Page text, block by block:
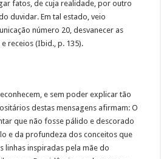
fatos, de cuja realidade, por outro
duvidar. Em tal estado, veio
número 20, desvanecer as
receios (Ibid., p. 135).
e sem poder explicar tão
destas mensagens afirmam: O
que não fosse pálido e descorado
e da profundeza dos conceitos que
linhas inspiradas pela mãe do